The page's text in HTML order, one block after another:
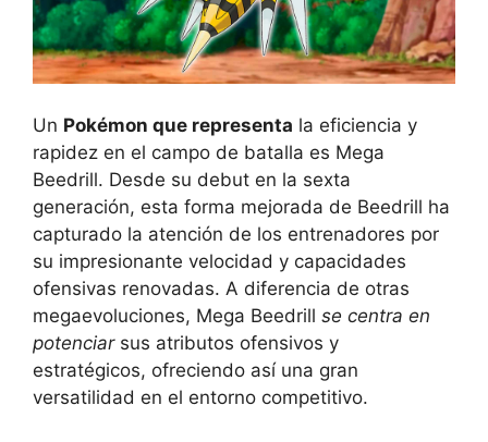
Un Pokémon que representa la eficiencia y
rapidez en el campo de batalla es Mega
Beedrill. Desde su debut en la sexta
generación, esta forma mejorada de Beedrill ha
capturado la atención de los entrenadores por
su impresionante velocidad y capacidades
ofensivas renovadas. A diferencia de otras
megaevoluciones, Mega Beedrill se centra en
potenciarsus atributos ofensivos y
estratégicos, ofreciendo así una gran
versatilidad en el entorno competitivo.